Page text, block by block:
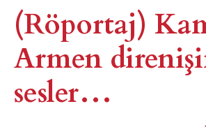
(Röportaj)
Armen
sesler…